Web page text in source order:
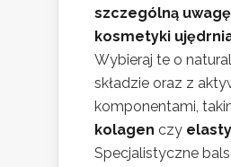
szczególną
kosmetyki
Wybieraj te o
składzie oraz z
komponentami,
kolagen czy
Specjalistyczne